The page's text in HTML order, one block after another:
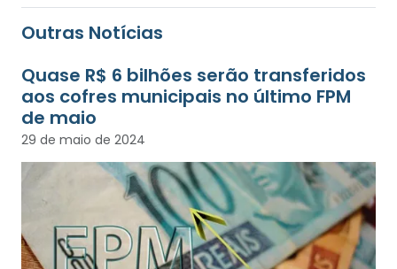
Outras Notícias
Quase R$ 6 bilhões serão transferidos
aos cofres municipais no último FPM
de maio
29 de maio de 2024